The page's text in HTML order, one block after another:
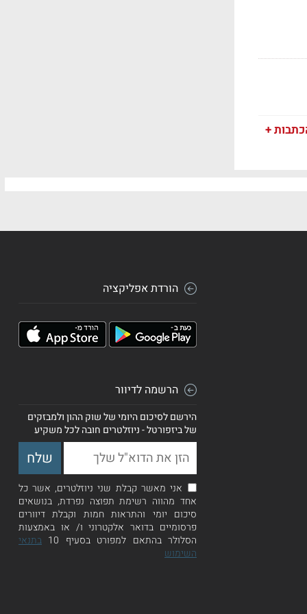
+
הורדת אפליקציה
הרשמה לדיוור
הירשם לסיכום היומי של שוק ההון ולמבזקים
של ביזפורטל - ניוזלטרים חובה לכל משקיע
אני מאשר קבלת שני ניוזלטרים, אשר כל
אחד מהווה רשימת תפוצה נפרדת, בנושאים
סיכום יומי והתראות חמות וקבלת דיוורים
פרסומיים בדואר אלקטרוני ו/ או באמצעות
הסלולר בהתאם למפורט בסעיף 10
בתנאי
השימוש